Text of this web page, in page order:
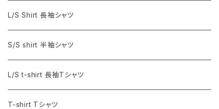
L/S Shirt 長袖シャツ
S/S shirt 半袖シャツ
L/S t-shirt 長袖Tシャツ
T-shirt Tシャツ